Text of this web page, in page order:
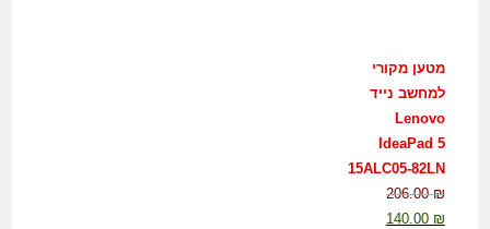
מטען מקורי
למחשב נייד
Lenovo
IdeaPad 5
15ALC05-82LN
206.00₪
140.00 ₪